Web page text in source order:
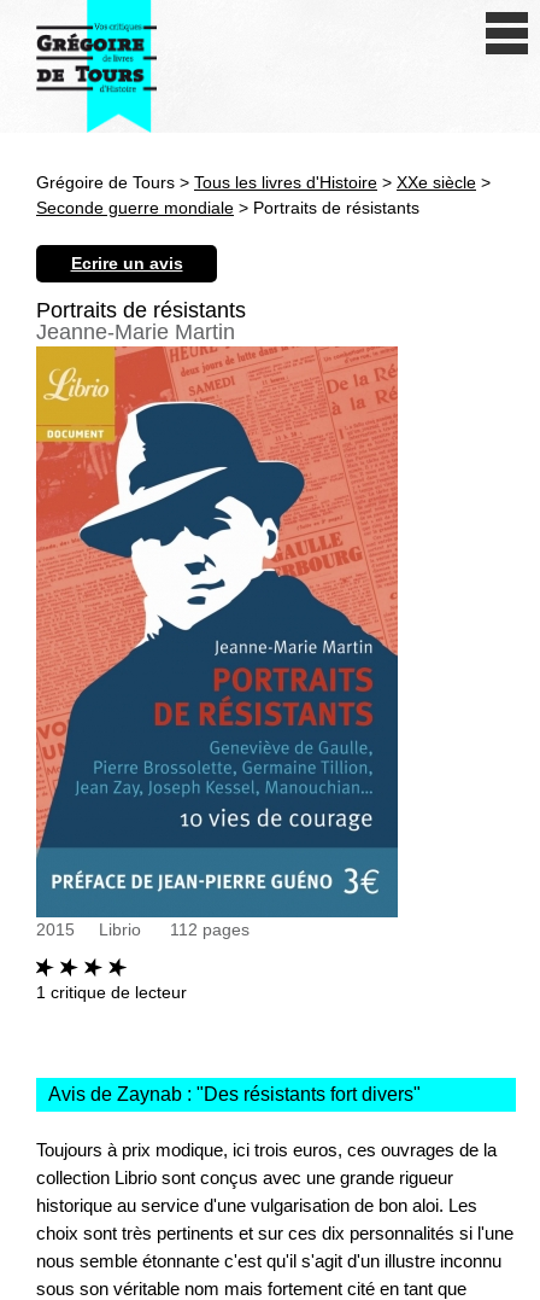
Antiquité
Epoque moderne
Révolution et XIXe siècle
XXe siècle
Autres civilisations
Thématiques
Grégoire de Tours > Tous les livres d'Histoire > XXe siècle >
Seconde guerre mondiale > Portraits de résistants
Ecrire un avis
Portraits de résistants
Jeanne-Marie Martin
2015 Librio 112 pages
1 critique de lecteur
Avis de Zaynab : "Des résistants fort divers"
Toujours à prix modique, ici trois euros, ces ouvrages de la
collection Librio sont conçus avec une grande rigueur
historique au service d'une vulgarisation de bon aloi. Les
choix sont très pertinents et sur ces dix personnalités si l'une
nous semble étonnante c'est qu'il s'agit d'un illustre inconnu
sous son véritable nom mais fortement cité en tant que